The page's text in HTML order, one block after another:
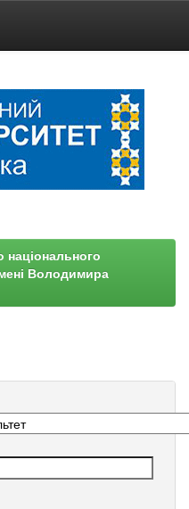
національного
Володимира